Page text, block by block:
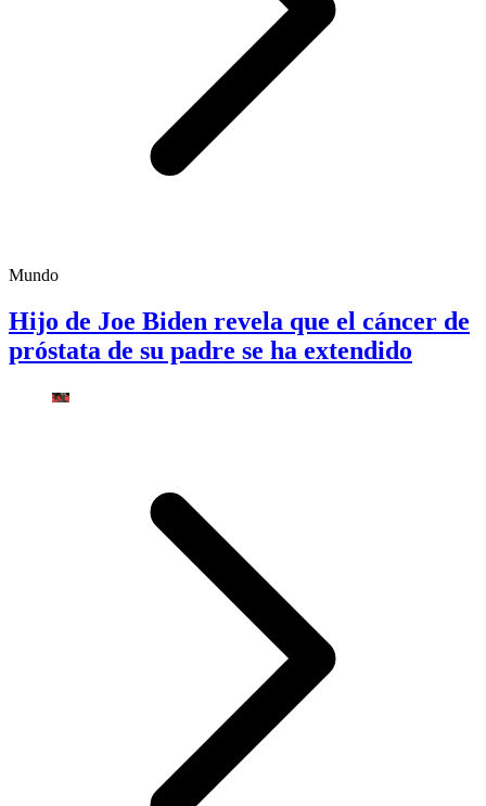
Mundo
Hijo de Joe Biden revela que el cáncer de
próstata de su padre se ha extendido